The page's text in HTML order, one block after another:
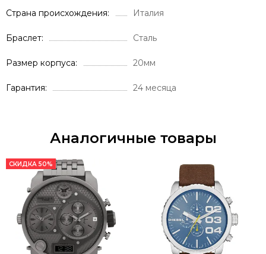
Страна происхождения Италия
Браслет Сталь
Размер корпуса 20мм
Гарантия 24 месяца
Аналогичные товары
СКИДКА 50%